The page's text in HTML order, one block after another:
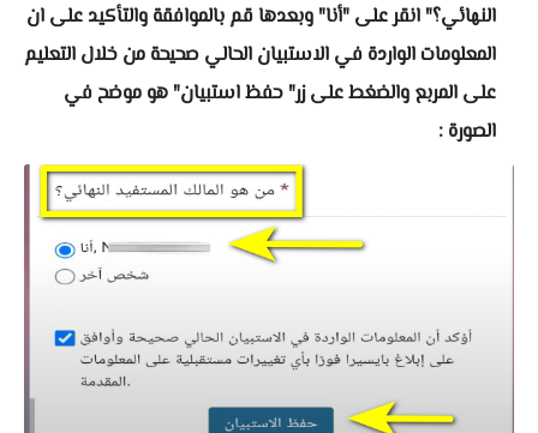
النهائي؟" انقر على "أنا" وبعدها قم بالموافقة والتأكيد على ان
المعلومات الواردة في الاستبيان الحالي صحيحة من خلال التعليم
على المربع والضغط على زر" حفظ استبيان" هو موضح في
الصورة :